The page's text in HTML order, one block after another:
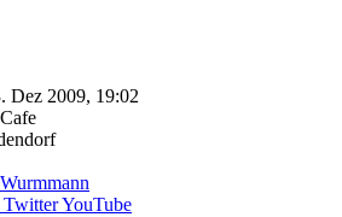
Dez 2009, 19:02
TwitterYouTube